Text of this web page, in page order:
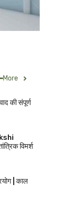
More
की संपूर्ण
विमर्श
| काल